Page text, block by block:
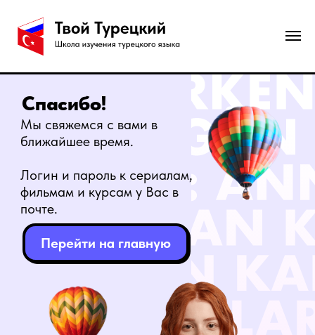
Перейти на главную
ближайшее время.
Логин и пароль к сериалам,
фильмам и курсам у Вас в
почте.
Спасибо!